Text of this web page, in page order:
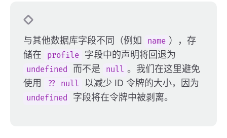
与其他数据库字段不同（例如 name ），存
储在
profile 字段中的声明将回退为
undefined 而不是 null 。我们在这里避免
使用
?? null 以减少 ID 令牌的大小，因为
undefined 字段将在令牌中被剥离。